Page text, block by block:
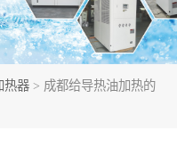
热器 > 成都给导热油加热的